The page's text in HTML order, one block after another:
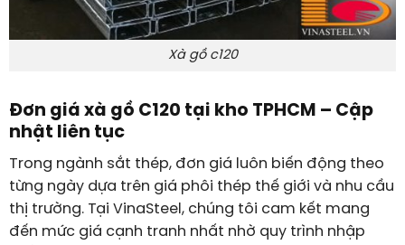
Xà gồ c120
Đơn giá xà gồ C120 tại kho TPHCM – Cập
nhật liên tục
Trong ngành sắt thép, đơn giá luôn biến động theo
từng ngày dựa trên giá phôi thép thế giới và nhu cầu
thị trường. Tại VinaSteel, chúng tôi cam kết mang
đến mức giá cạnh tranh nhất nhờ quy trình nhập